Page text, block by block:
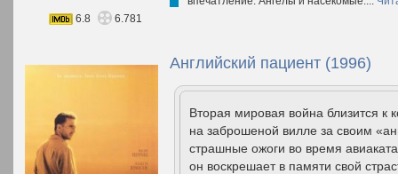
6.8
6.781
Английский пациент (1996)
Вторая мировая война близится к
на заброшеной вилле за своим
страшные ожоги во время
он воскрешает в памяти свой